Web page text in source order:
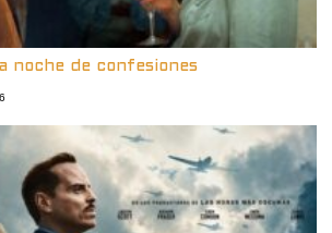
noche de confesiones